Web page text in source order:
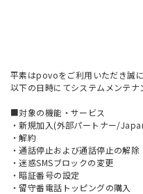
平素はpovoをご利用いただき誠
以下の日時にてシステムメンテナ
■対象の機能・サービス
・新規加入(外部パートナー/
・解約
・通話停止および通話停止の解除
・迷惑SMSブロックの変更
・暗証番号の設定
・留守番電話トッピングの購入